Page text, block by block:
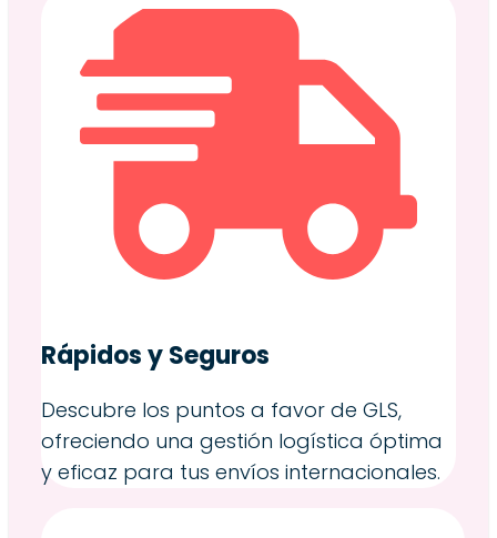
Rápidos y Seguros
Descubre los puntos a favor de GLS,
ofreciendo una gestión logística óptima
y eficaz para tus envíos internacionales.